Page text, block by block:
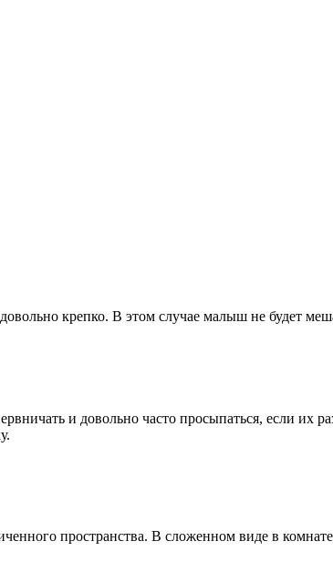
крепко. В этом случае малыш не будет
и довольно часто просыпаться, если их
пространства. В сложенном виде в